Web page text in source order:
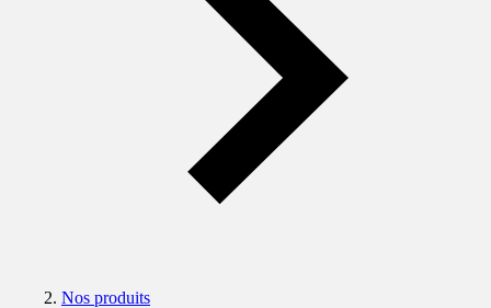
Nos produits